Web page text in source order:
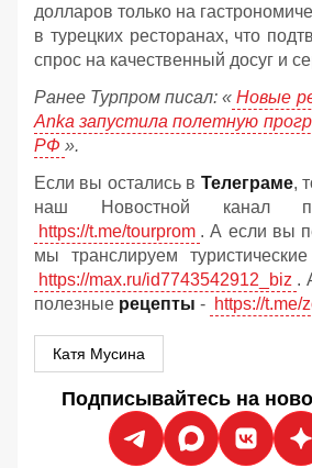
долларов только на
в турецких ресторанах, что
спрос на качественный досуг и
Ранее Турпром писал: « Новые
Anka запустила полетную
РФ ».
Если вы остались в Телеграме,
наш Новостной канал
https://t.me/tourprom . А если вы
мы транслируем
https://max.ru/id7743542912_biz .
полезные рецепты - https://t.me/
Катя Мусина
Подписывайтесь на